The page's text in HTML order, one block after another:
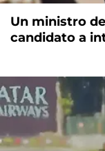
Un ministro
candidato a